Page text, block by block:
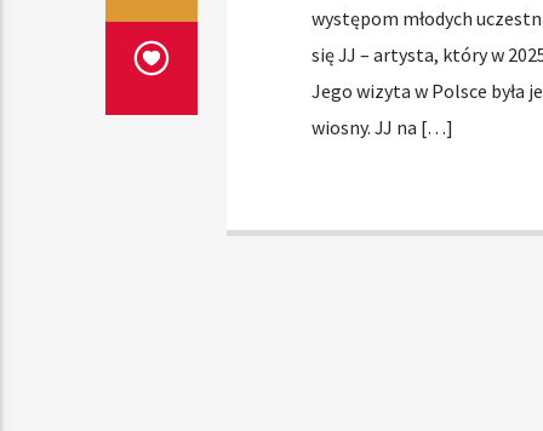
występom młodych
się JJ – artysta, który w
Jego wizyta w Polsce była
wiosny. JJ na […]